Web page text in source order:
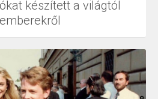
készített a világtól